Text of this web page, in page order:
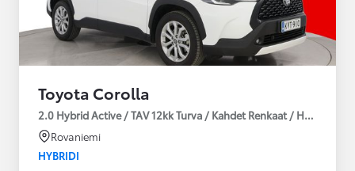
Toyota Corolla
2.0 Hybrid Active / TAV 12kk Turva / Kahdet Renkaat /
Rovaniemi
HYBRIDI